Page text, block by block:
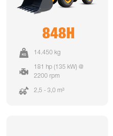
848H
14.450 kg
181 hp (135 kW) @
2200 rpm
2,5 - 3,0 m³